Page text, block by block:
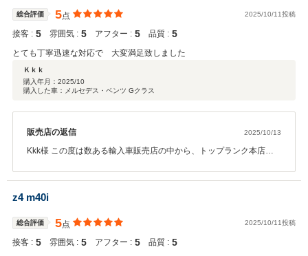
ら、お気軽にご連絡ください。 今回は延長保証に加え、メンテナン
スパックにもご加入いただきましたので、ずんずん様の今後のカー
ライフは弊社が万全の体制でサポートさせていただきます。 引き続
き、誠心誠意ご対応させていただきますので、末永いお付き合いの
ほど、何卒よろしくお願い申し上げます。
総合評価 5点 2025/10/11投稿
接客 : 5 雰囲気 : 5 アフター : 5 品質 : 5
とても丁寧迅速な対応で 大変満足致しました
Ｋｋｋ
購入年月： 2025/10
購入した車：メルセデス・ベンツ Gクラス
販売店の返信 2025/10/13
Kkk様 この度は数ある輸入車販売店の中から、トップランク本店を
せていただきたいと思っておりますので、メンテナンスも含め今後
とも末永くお付き合いの程よろしくお願いいたします。 改めまし
て、この度は誠にありがとうございました。
z4 m40i
総合評価 5点 2025/10/11投稿
接客 : 5 雰囲気 : 5 アフター : 5 品質 : 5